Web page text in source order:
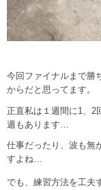
今回ファイナルまで勝
からだと思ってます。
正直私は１週間に1、2
週もあります…
仕事だったり、波も無
すよね…
でも、練習方法を工夫